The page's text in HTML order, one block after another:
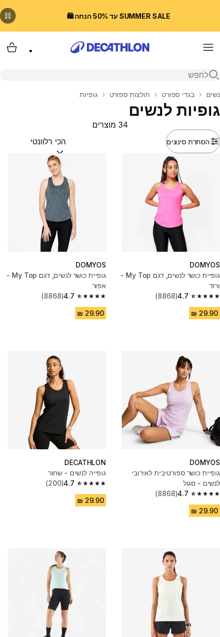
SUMMER SALE עד 50% הנחה 🛍️
Menu
פתיחת חיפוש
בית
נשים בגדי ספורט חולצות ספורט גופיות
גופיות לנשים
הסתרת סינונים
34 מוצרים
מיין לפי:(optional)
DOMYOS
גופיית כושר לנשים, דגם My Top -
ורוד
4.7
4.7 out of 5 stars from 8868 reviews
(8868)
DOMYOS
גופיית כושר לנשים, דגם My Top -
אפור
4.7
4.7 out of 5 stars from 8868 reviews
(8868)
DOMYOS
גופיית כושר ספורטיבית לאירובי
לנשים - סגול
4.7
4.7 out of 5 stars from 8868 reviews
(8868)
DECATHLON
גופייה לנשים - שחור
4.7
4.7 out of 5 stars from 200 reviews
(200)